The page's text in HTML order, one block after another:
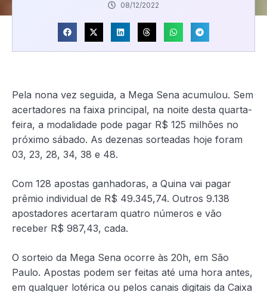
08/12/2022
Pela nona vez seguida, a Mega Sena acumulou. Sem
acertadores na faixa principal, na noite desta quarta-
feira, a modalidade pode pagar R$ 125 milhões no
próximo sábado. As dezenas sorteadas hoje foram
03, 23, 28, 34, 38 e 48.
Com 128 apostas ganhadoras, a Quina vai pagar
prêmio individual de R$ 49.345,74. Outros 9.138
apostadores acertaram quatro números e vão
receber R$ 987,43, cada.
O sorteio da Mega Sena ocorre às 20h, em São
Paulo. Apostas podem ser feitas até uma hora antes,
em qualquer lotérica ou pelos canais digitais da Caixa